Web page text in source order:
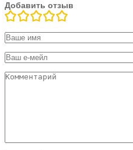
Добавить отзыв